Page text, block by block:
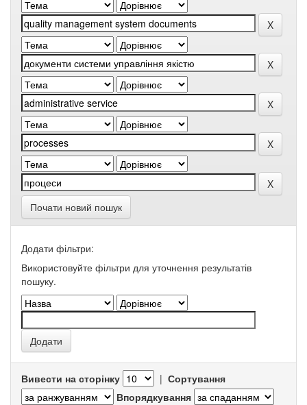
Почати новий пошук
Додати фільтри:
Використовуйте фільтри для уточнення результатів
пошуку.
Вивести на сторінку | Сортування
Впорядкування